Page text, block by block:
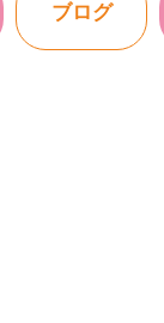
ブログ